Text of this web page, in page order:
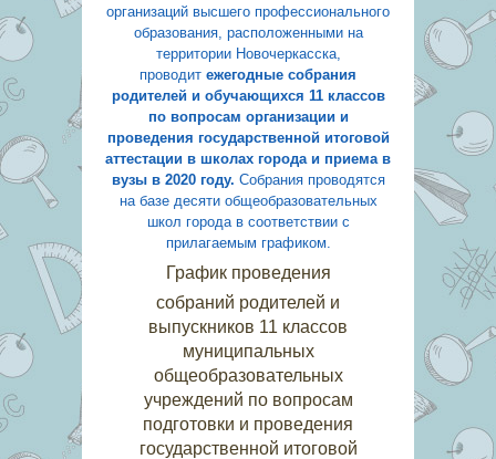
организаций высшего профессионального
образования, расположенными на
территории Новочеркасска,
проводит ежегодные собрания
родителей и обучающихся 11 классов
по вопросам организации и
проведения государственной итоговой
аттестации в школах города и приема в
вузы в 2020 году. Собрания проводятся
на базе десяти общеобразовательных
школ города в соответствии с
прилагаемым графиком.
График проведения
собраний родителей и
выпускников 11 классов
муниципальных
общеобразовательных
учреждений по вопросам
подготовки и проведения
государственной итоговой